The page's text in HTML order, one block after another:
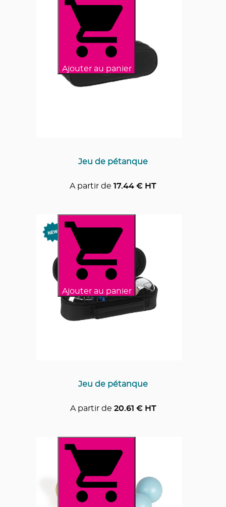
Ajouter au panier
Jeu de pétanque
A partir de 17.44 € HT
Ajouter au panier
Jeu de pétanque
A partir de 20.61 € HT